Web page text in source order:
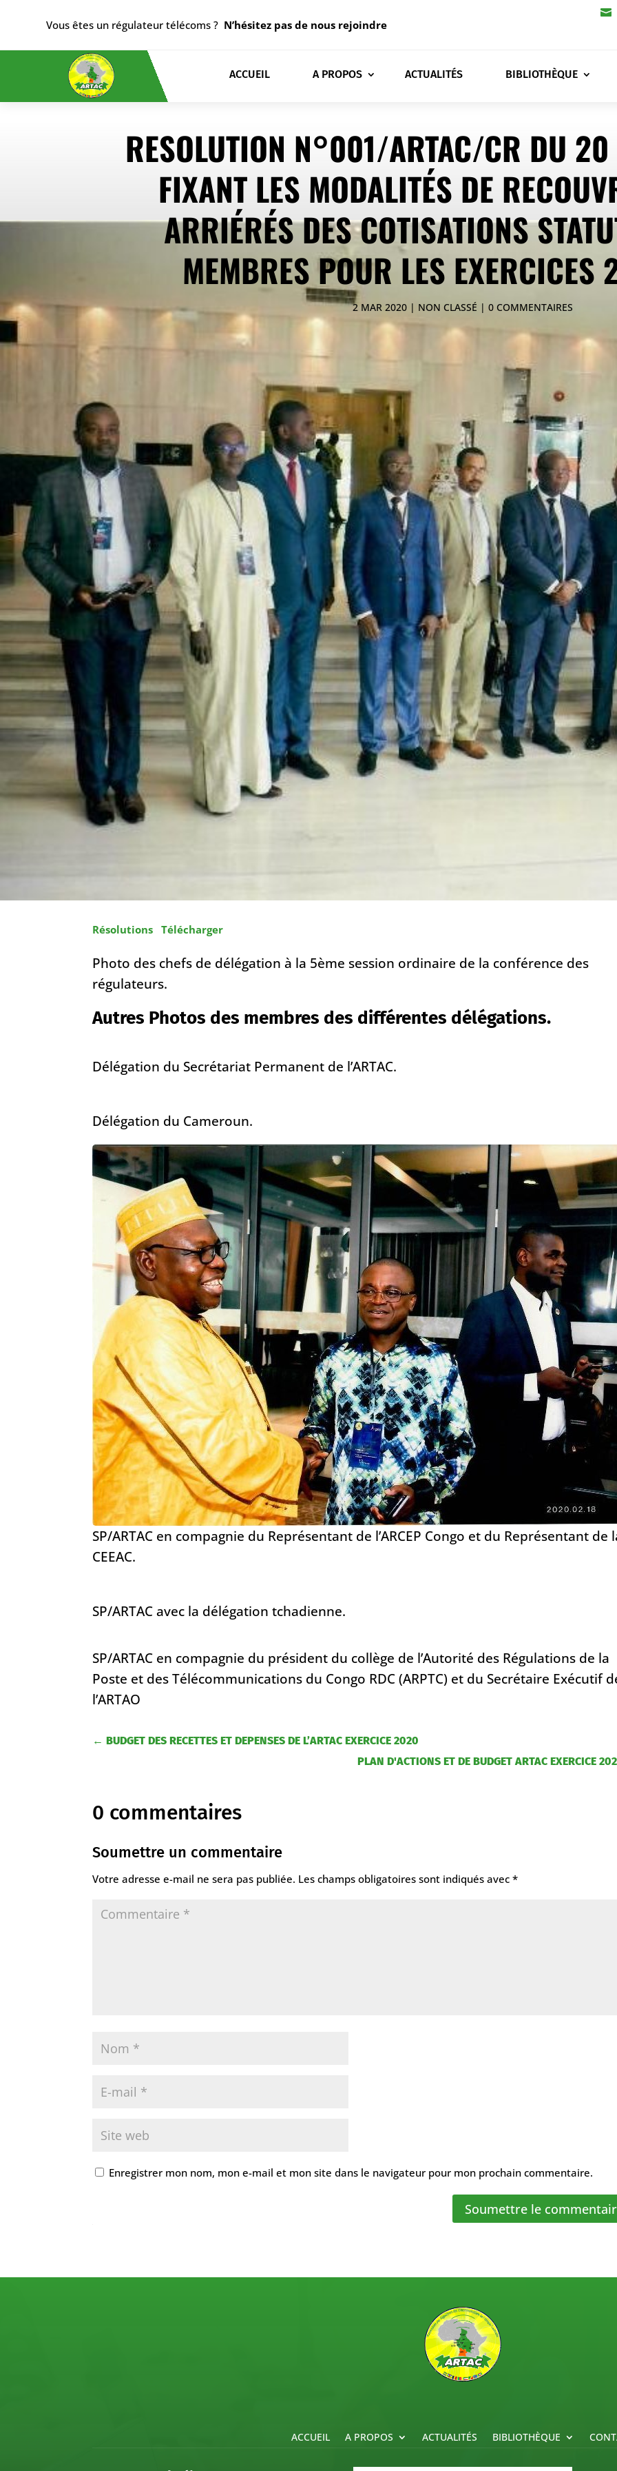
Vous êtes un régulateur télécoms ? N’hésitez pas de nous rejoindre

ACCUEIL A PROPOS ACTUALITÉS BIBLIOTHÈQUE
RESOLUTION N°001/ARTAC/CR DU
FIXANT LES MODALITÉS DE
ARRIÉRÉS DES COTISATIONS
MEMBRES POUR LES
2 MAR 2020 NON CLASSÉ 0 COMMENTAIRES
Résolutions Télécharger
Photo des chefs de délégation à la 5ème session ordinaire de la conférence des
régulateurs.
Autres Photos des membres des différentes délégations.
Délégation du Secrétariat Permanent de l’ARTAC.
Délégation du Cameroun.
SP/ARTAC en compagnie du Représentant de l’ARCEP Congo et du Représentant de
CEEAC.
SP/ARTAC avec la délégation tchadienne.
SP/ARTAC en compagnie du président du collège de l’Autorité des Régulations de la
Poste et des Télécommunications du Congo RDC (ARPTC) et du Secrétaire Exécutif
l’ARTAO
←BUDGET DES RECETTES ET DEPENSES DE L’ARTAC EXERCICE 2020
PLAN D'ACTIONS ET DE BUDGET ARTAC EXERCICE
0 commentaires
Soumettre un commentaire
Votre adresse e-mail ne sera pas publiée. Les champs obligatoires sont indiqués avec*
Enregistrer mon nom, mon e-mail et mon site dans le navigateur pour mon prochain commentaire.
Soumettre le
ACCUEIL A PROPOS ACTUALITÉS BIBLIOTHÈQUE